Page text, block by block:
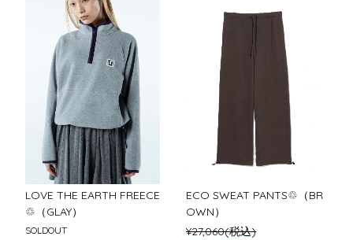
LOVE THE EARTH FREECE
♲（GLAY）
SOLDOUT
ECO SWEAT PANTS♲（BR
OWN）
¥27,060(税込)